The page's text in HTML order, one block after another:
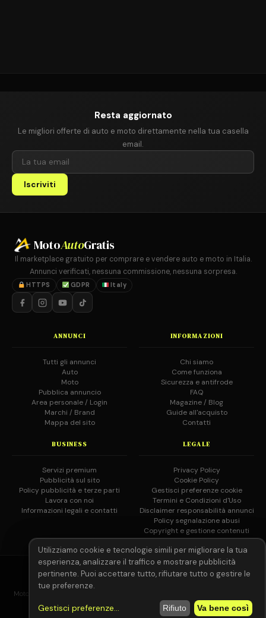
Resta aggiornato
Le migliori offerte di auto e moto direttamente nella tua casella
email.
Iscriviti
MotoAutoGratis
Il marketplace gratuito per comprare e vendere auto e moto in Italia.
Annunci verificati, nessuna commissione, nessuna sorpresa.
HTTPS GDPR Italy
ANNUNCI
Tutti gli annunci
Auto
Moto
Pubblica annuncio
Area personale / Login
Marchi / Brand
Mappa del sito
INFORMAZIONI
Chi siamo
Come funziona
Sicurezza e antifrode
FAQ
Magazine / Blog
Guide all'acquisto
Contatti
BUSINESS
Servizi premium
Pubblicità sul sito
Policy pubblicità e terze parti
Lavora con noi
Informazioni legali e contatti
LEGALE
Privacy Policy
Cookie Policy
Gestisci preferenze cookie
Termini e Condizioni d'Uso
Disclaimer responsabilità annunci
Policy segnalazione abusi
Copyright e gestione contenuti
© 2026 MotoAutoGratis.it — Tutti i diritti riservati —IOCOSGC
MotoAutoGratis non è responsabile per il contenuto degli annunci pubblicati
dagli utenti registrati.
Leggi il disclaimer completo.
Utilizziamo cookie e tecnologie simili per migliorare la tua
esperienza, analizzare il traffico e mostrare pubblicità
pertinente. Puoi accettare tutto, rifiutare tutto o gestire le
tue preferenze.
Gestisci preferenze... Rifiuto Va bene così